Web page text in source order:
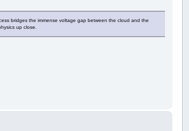
bridges the immense voltage gap between the cloud and the
up close.